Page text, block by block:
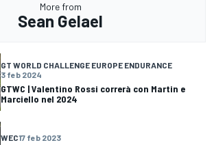
More from
Sean Gelael
GT WORLD CHALLENGE EUROPE ENDURANCE
3 feb 2024
GTWC | Valentino Rossi correrà con Martin e
Marciello nel 2024
WEC17 feb 2023